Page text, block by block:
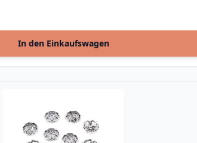
In den Einkaufswagen